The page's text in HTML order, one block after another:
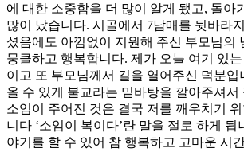
에 대한 소중함을 더 많이 알게 됐고, 돌아
많이 났습니다. 시골에서 7남매를 뒷바라
셨음에도 아낌없이 지원해 주신 부모님의
뭉클하고 행복합니다. 제가 오늘 여기 있
이고 또 부모님께서 길을 열어주신 덕분입
올 수 있게 불교라는 밑바탕을 깔아주셔서
소임이 주어진 것은 결국 저를 깨우치기
니다 ‘소임이 복이다’란 말을 절로 하게 됩
야기를 할 수 있어 참 행복하고 고마운 시